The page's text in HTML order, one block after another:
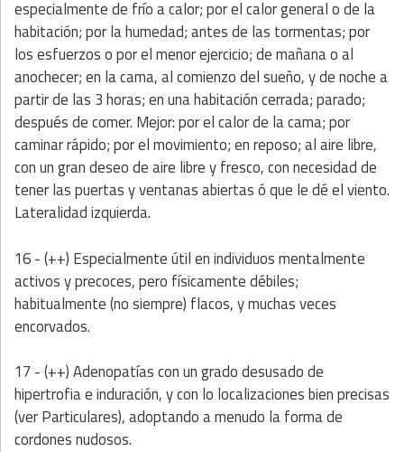
especialmente de frío a calor; por el calor general o de la
habitación; por la humedad; antes de las tormentas; por
los esfuerzos o por el menor ejercicio; de mañana o al
anochecer; en la cama, al comienzo del sueño, y de noche a
partir de las 3 horas; en una habitación cerrada; parado;
después de comer. Mejor: por el calor de la cama; por
caminar rápido; por el movimiento; en reposo; al aire libre,
con un gran deseo de aire libre y fresco, con necesidad de
tener las puertas y ventanas abiertas ó que le dé el viento.
Lateralidad izquierda.
16 - (++) Especialmente útil en individuos mentalmente
activos y precoces, pero físicamente débiles;
habitualmente (no siempre) flacos, y muchas veces
encorvados.
17 - (++) Adenopatías con un grado desusado de
hipertrofia e induración, y con lo localizaciones bien precisas
(ver Particulares), adoptando a menudo la forma de
cordones nudosos.